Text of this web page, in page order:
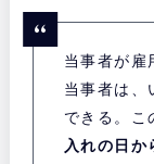
当事者が雇
当事者は、
できる。こ
入れの日か